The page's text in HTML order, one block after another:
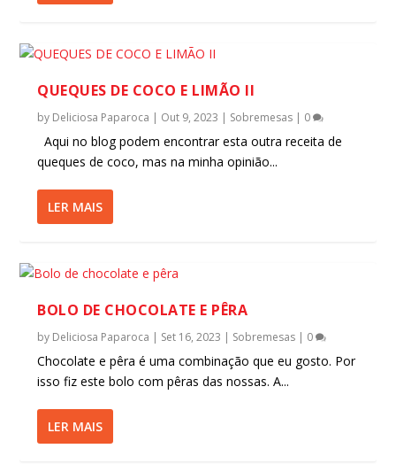
QUEQUES DE COCO E LIMÃO II
by Deliciosa Paparoca | Out 9, 2023 | Sobremesas | 0
Aqui no blog podem encontrar esta outra receita de
queques de coco, mas na minha opinião...
LER MAIS
BOLO DE CHOCOLATE E PÊRA
by Deliciosa Paparoca | Set 16, 2023 | Sobremesas | 0
Chocolate e pêra é uma combinação que eu gosto. Por
isso fiz este bolo com pêras das nossas. A...
LER MAIS